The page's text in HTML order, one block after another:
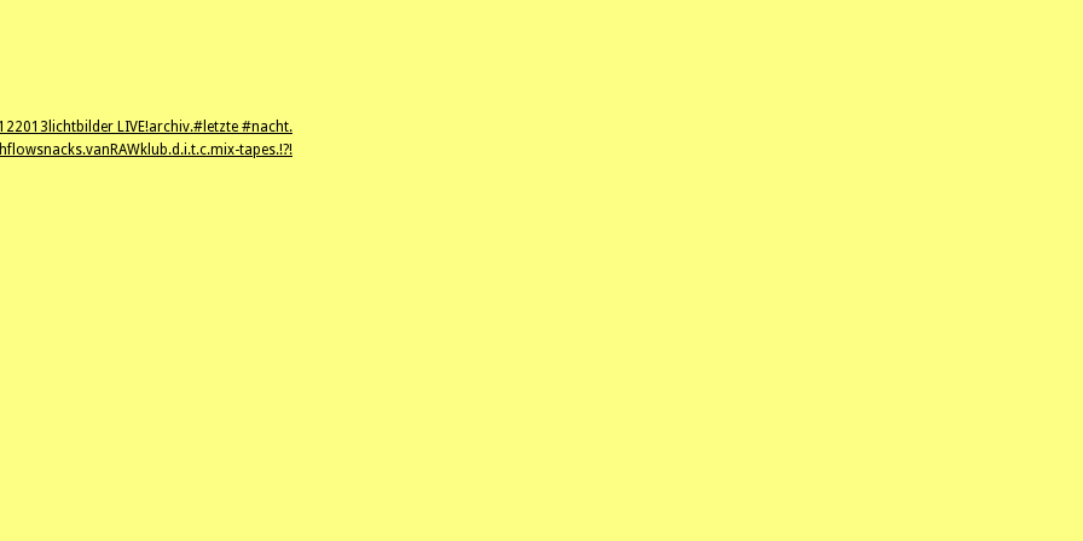
2013 lichtbilder LIVE!archiv.#letzte #nacht.
vanRAWklub.d.i.t.c.mix-tapes.!?!